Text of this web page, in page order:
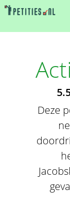
Deze